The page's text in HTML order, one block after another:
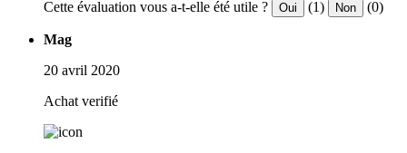
Cette évaluation vous a-t-elle été utile ? Oui (1) Non (0)
Mag
20 avril 2020
Achat verifié